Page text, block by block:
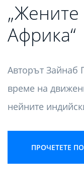
Африка“
Авторът Зайнаб
време на
нейните
ПРОЧЕТЕТЕ